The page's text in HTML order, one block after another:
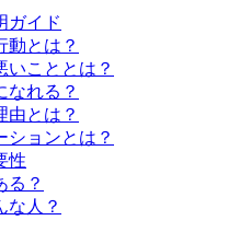
ガイド
動とは？
いこととは？
なれる？
由とは？
ションとは？
性
る？
な人？